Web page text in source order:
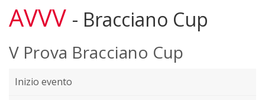
AVVV - Bracciano Cup
V Prova Bracciano Cup
Inizio evento